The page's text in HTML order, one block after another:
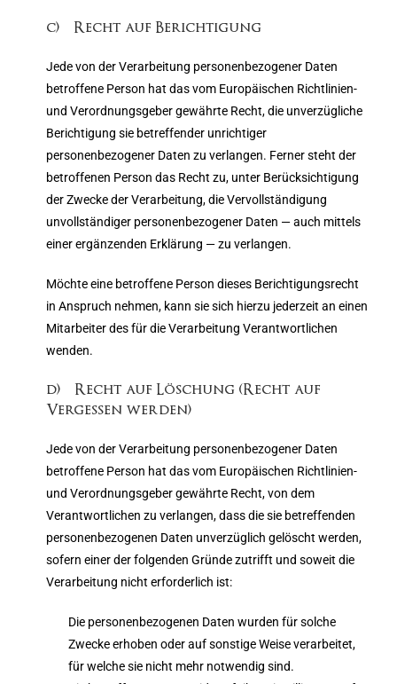
c) Recht auf Berichtigung
Jede von der Verarbeitung personenbezogener Daten
betroffene Person hat das vom Europäischen Richtlinien-
und Verordnungsgeber gewährte Recht, die unverzügliche
Berichtigung sie betreffender unrichtiger
personenbezogener Daten zu verlangen. Ferner steht der
betroffenen Person das Recht zu, unter Berücksichtigung
der Zwecke der Verarbeitung, die Vervollständigung
unvollständiger personenbezogener Daten — auch mittels
einer ergänzenden Erklärung — zu verlangen.
Möchte eine betroffene Person dieses Berichtigungsrecht
in Anspruch nehmen, kann sie sich hierzu jederzeit an einen
Mitarbeiter des für die Verarbeitung Verantwortlichen
wenden.
d) Recht auf Löschung (Recht auf
Vergessen werden)
Jede von der Verarbeitung personenbezogener Daten
betroffene Person hat das vom Europäischen Richtlinien-
und Verordnungsgeber gewährte Recht, von dem
Verantwortlichen zu verlangen, dass die sie betreffenden
personenbezogenen Daten unverzüglich gelöscht werden,
sofern einer der folgenden Gründe zutrifft und soweit die
Verarbeitung nicht erforderlich ist:
Die personenbezogenen Daten wurden für solche
Zwecke erhoben oder auf sonstige Weise verarbeitet,
für welche sie nicht mehr notwendig sind.